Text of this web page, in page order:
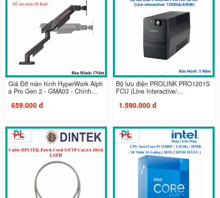
Giá Đỡ màn hình HyperWork Alph
a Pro Gen 2 - GMA03 - Chính...
659.000 đ
Bộ lưu điện PROLINK PRO1201S
FCU (Line Interactive/...
1.590.000 đ